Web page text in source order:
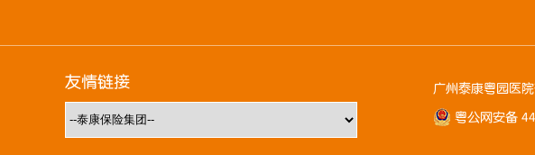
友情链接 广州泰康粤园医
粤公网安备